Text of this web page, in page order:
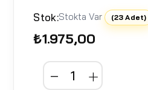
Stok:Stokta Var (23 Adet)
₺1.975,00